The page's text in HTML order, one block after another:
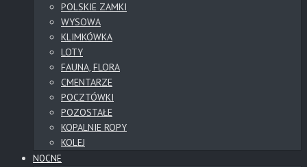
POLSKIE ZAMKI
WYSOWA
KLIMKÓWKA
LOTY
FAUNA, FLORA
CMENTARZE
POCZTÓWKI
POZOSTAŁE
KOPALNIE ROPY
KOLEJ
NOCNE